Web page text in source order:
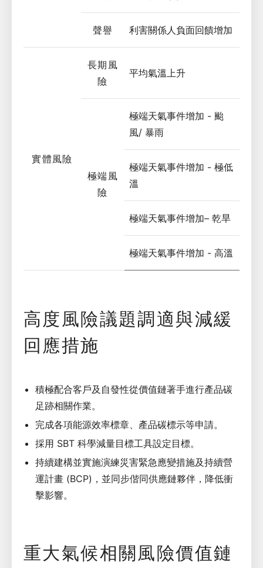
聲譽 利害關係人負面回饋增加
實體風險
長期風
險
平均氣溫上升
極端風
險
極端天氣事件增加 - 颱
風/ 暴雨
極端天氣事件增加 - 極低
溫
極端天氣事件增加– 乾旱
極端天氣事件增加 - 高溫
高度風險議題調適與減緩
回應措施
積極配合客戶及自發性從價值鏈著手進行產品碳
足跡相關作業。
完成各項能源效率標章、產品碳標示等申請。
採用 SBT 科學減量目標工具設定目標。
持續建構並實施演練災害緊急應變措施及持續營
運計畫 (BCP)，並同步偕同供應鏈夥伴，降低衝
擊影響。
重大氣候相關風險價值鏈